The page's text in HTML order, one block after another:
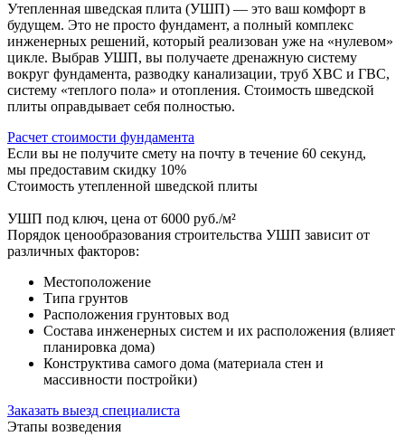
Утепленная шведская плита (УШП) — это ваш комфорт в
будущем. Это не просто фундамент, а полный комплекс
инженерных решений, который реализован уже на «нулевом»
цикле. Выбрав УШП, вы получаете дренажную систему
вокруг фундамента, разводку канализации, труб ХВС и ГВС,
систему «теплого пола» и отопления. Стоимость шведской
плиты оправдывает себя полностью.
Расчет стоимости фундамента
Если вы не получите смету на почту в течение 60 секунд,
мы предоставим скидку 10%
Стоимость утепленной шведской плиты
УШП под ключ, цена от 6000 руб./м²
Порядок ценообразования строительства УШП зависит от
различных факторов:
Местоположение
Типа грунтов
Расположения грунтовых вод
Состава инженерных систем и их расположения (влияет
планировка дома)
Конструктива самого дома (материала стен и
массивности постройки)
Заказать выезд специалиста
Этапы возведения